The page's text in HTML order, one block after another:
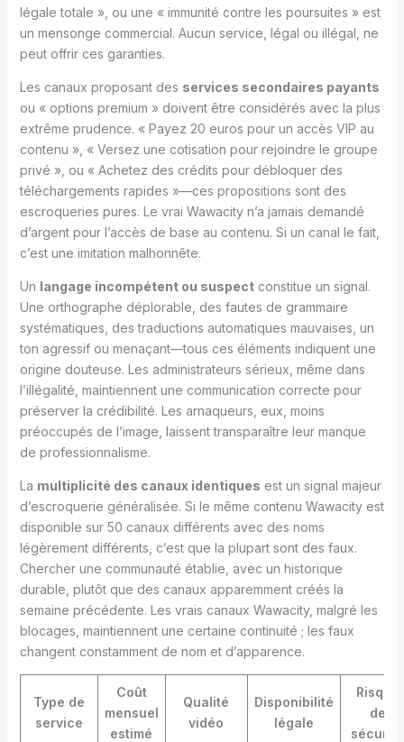
légale totale », ou une « immunité contre les poursuites » est
un mensonge commercial. Aucun service, légal ou illégal, ne
peut offrir ces garanties.
Les canaux proposant des services secondaires payants
ou « options premium » doivent être considérés avec la plus
extrême prudence. « Payez 20 euros pour un accès VIP au
contenu », « Versez une cotisation pour rejoindre le groupe
privé », ou « Achetez des crédits pour débloquer des
téléchargements rapides »—ces propositions sont des
escroqueries pures. Le vrai Wawacity n’a jamais demandé
d’argent pour l’accès de base au contenu. Si un canal le fait,
c’est une imitation malhonnête.
Un langage incompétent ou suspectconstitue un signal.
Une orthographe déplorable, des fautes de grammaire
systématiques, des traductions automatiques mauvaises, un
ton agressif ou menaçant—tous ces éléments indiquent une
origine douteuse. Les administrateurs sérieux, même dans
l’illégalité, maintiennent une communication correcte pour
préserver la crédibilité. Les arnaqueurs, eux, moins
préoccupés de l’image, laissent transparaître leur manque
de professionnalisme.
La multiplicité des canaux identiques est un signal majeur
d’escroquerie généralisée. Si le même contenu Wawacity est
disponible sur 50 canaux différents avec des noms
légèrement différents, c’est que la plupart sont des faux.
Chercher une communauté établie, avec un historique
durable, plutôt que des canaux apparemment créés la
semaine précédente. Les vrais canaux Wawacity, malgré les
blocages, maintiennent une certaine continuité ; les faux
changent constamment de nom et d’apparence.
Type de
service
Coût
mensuel
estimé
Qualité
vidéo
Disponibilité
légale
Risque
de
sécurité